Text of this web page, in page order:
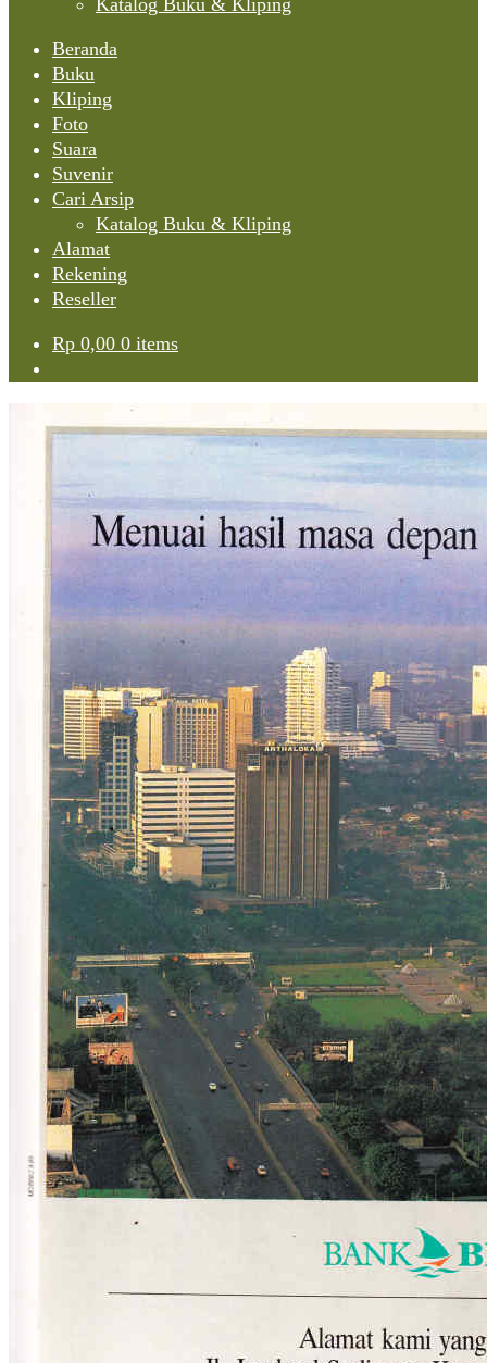
Katalog Buku & Kliping
Beranda
Buku
Kliping
Foto
Suara
Suvenir
Cari Arsip
Katalog Buku & Kliping
Alamat
Rekening
Reseller
Rp 0,00 0 items